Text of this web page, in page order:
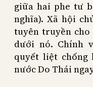
giữa hai phe tư
nghĩa). Xã hội
tuyên truyền cho
dưới nó. Chính
quyết liệt chống
nước Do Thái